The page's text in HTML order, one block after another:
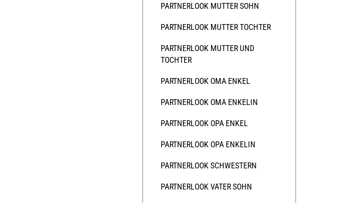
PARTNERLOOK MUTTER SOHN
PARTNERLOOK MUTTER TOCHTER
PARTNERLOOK MUTTER UND
TOCHTER
PARTNERLOOK OMA ENKEL
PARTNERLOOK OMA ENKELIN
PARTNERLOOK OPA ENKEL
PARTNERLOOK OPA ENKELIN
PARTNERLOOK SCHWESTERN
PARTNERLOOK VATER SOHN